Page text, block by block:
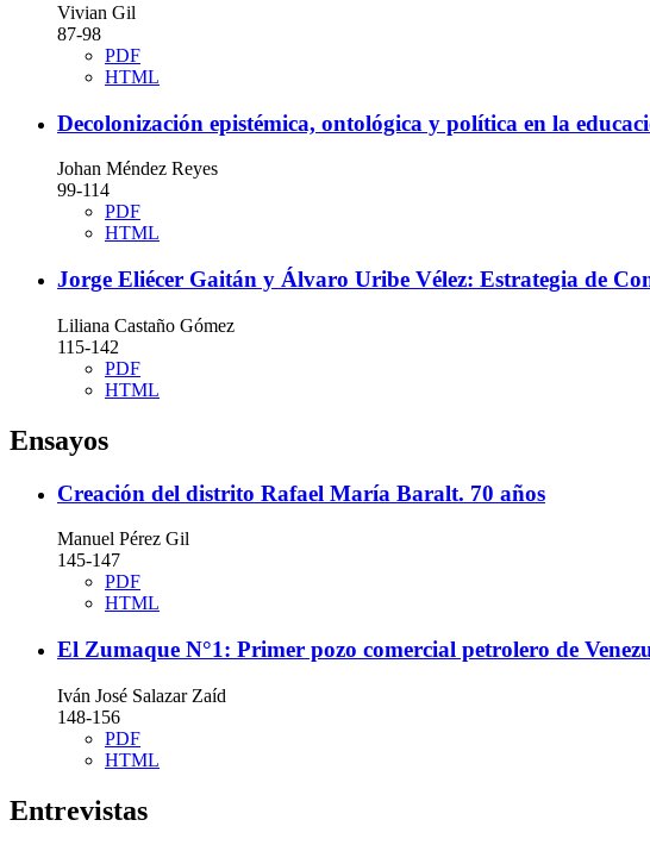
Vivian Gil
87-98
PDF
HTML
Decolonización epistémica, ontológica y política en la
Johan Méndez Reyes
99-114
PDF
HTML
Jorge Eliécer Gaitán y Álvaro Uribe Vélez: Estrategia de
Liliana Castaño Gómez
115-142
PDF
HTML
Ensayos
Creación del distrito Rafael María Baralt. 70 años
Manuel Pérez Gil
145-147
PDF
HTML
El Zumaque N°1: Primer pozo comercial petrolero de
Iván José Salazar Zaíd
148-156
PDF
HTML
Entrevistas